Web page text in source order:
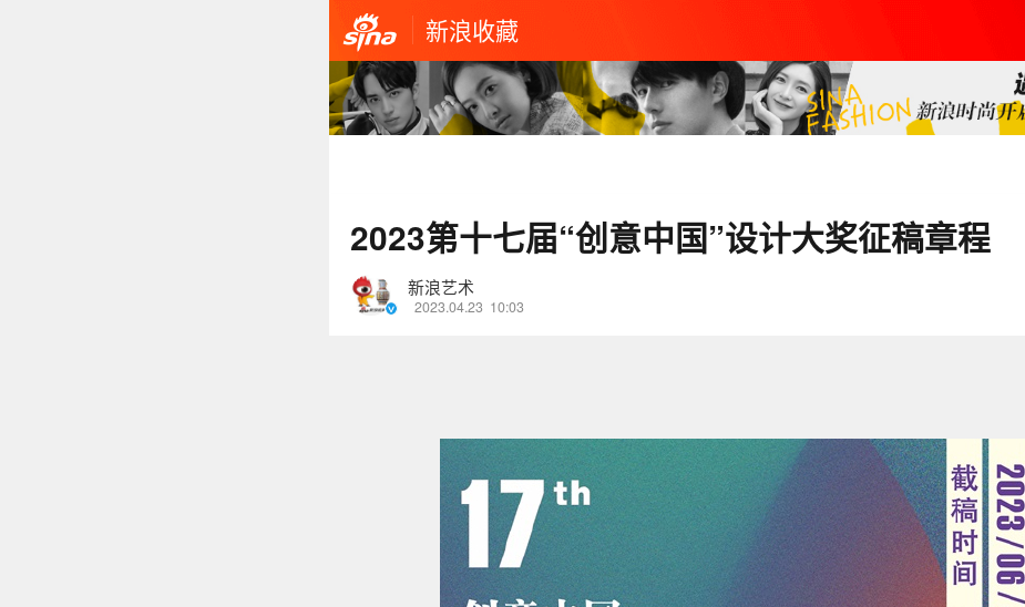
新浪收藏
2023第十七届“创意中国”设计大奖征稿章程
新浪艺术
2023.04.23 10:03